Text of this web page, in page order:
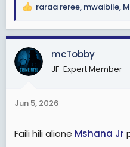
R
a
c
t
i
s
raraa reree, mwaibile,
mcTobby
JF-Expert Member
Jun 5, 2026
Faili hili alione Mshana Jr